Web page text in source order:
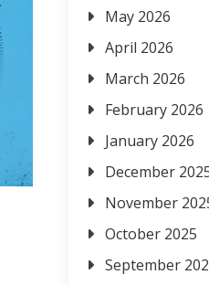
May 2026
April 2026
March 2026
February 2026
January 2026
December
November
October 2025
September